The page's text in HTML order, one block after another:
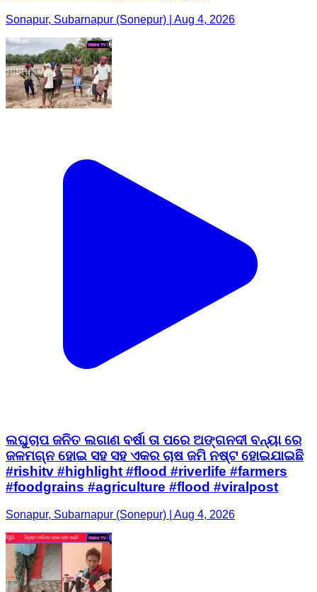
Sonapur, Subarnapur (Sonepur) | Aug 4, 2026
ଲଘୁଚାପ ଜନିତ ଲଗାଣ ବର୍ଷା ତା ପରେ ଅଙ୍ଗନଦୀ ବନ୍ୟା ରେ
ଜଳମଗ୍ନ ହୋଇ ସହ ସହ ଏକର ଚାଷ ଜମି ନଷ୍ଟ ହୋଇଯାଇଛି
#rishitv #highlight #flood #riverlife #farmers
#foodgrains #agriculture #flood #viralpost
Sonapur, Subarnapur (Sonepur) | Aug 4, 2026